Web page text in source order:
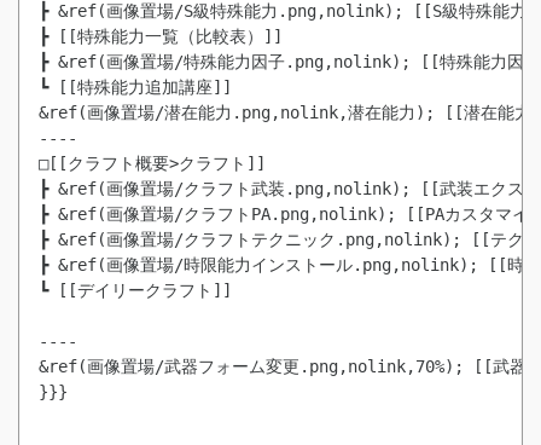
┣ &ref(画像置場/S級特殊能力.png,nolink); [[S級特殊能力
┣ [[特殊能力一覧（比較表）]]
┣ &ref(画像置場/特殊能力因子.png,nolink); [[特殊能力因
┗ [[特殊能力追加講座]]
&ref(画像置場/潜在能力.png,nolink,潜在能力); [[潜在能
----
□[[クラフト概要>クラフト]]
┣ &ref(画像置場/クラフト武装.png,nolink); [[武装エクステ
┣ &ref(画像置場/クラフトPA.png,nolink); [[PAカスタマイ
┣ &ref(画像置場/クラフトテクニック.png,nolink); [[テクニ
┣ &ref(画像置場/時限能力インストール.png,nolink); [[時限
┗ [[デイリークラフト]]
----
&ref(画像置場/武器フォーム変更.png,nolink,70%); [[武器
}}}